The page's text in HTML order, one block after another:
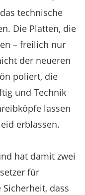
technische
Die Platten, die
– freilich nur
der neueren
poliert, die
und Technik
lassen
erblassen.
hat damit zwei
für
Sicherheit, dass